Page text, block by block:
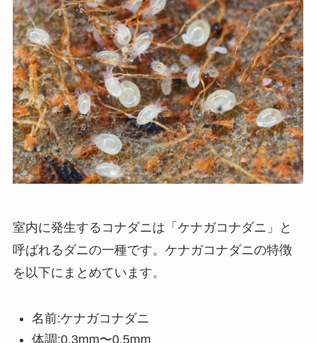
室内に発生するコナダニは「ケナガコナダニ」と
呼ばれるダニの一種です。ケナガコナダニの特徴
を以下にまとめています。
名前:ケナガコナダニ
体調:0.3mm〜0.5mm